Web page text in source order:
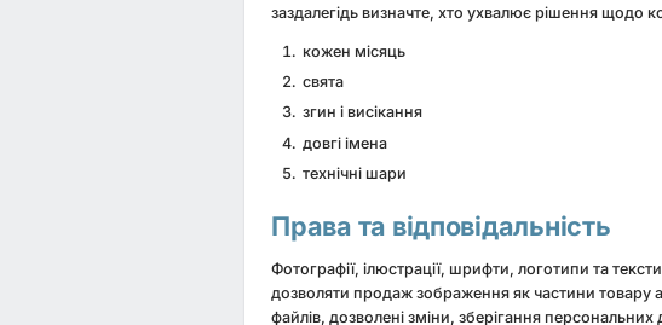
заздалегідь визначте, хто ухвалює рішення щодо
кожен місяць
свята
згин і висікання
довгі імена
технічні шари
Права та відповідальність
Фотографії, ілюстрації, шрифти, логотипи та
дозволяти продаж зображення як частини товару
файлів, дозволені зміни, зберігання персональних